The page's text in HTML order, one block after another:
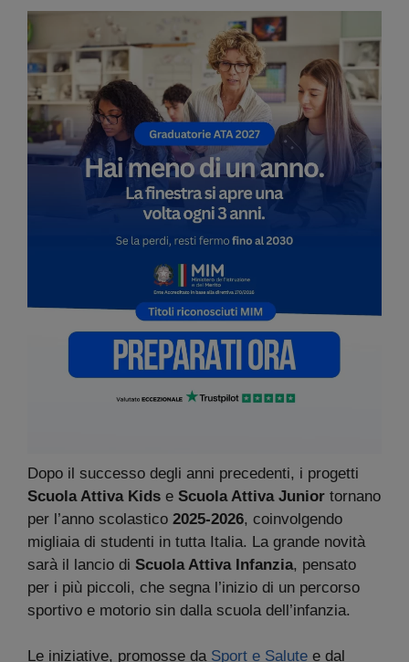
Dopo il successo degli anni precedenti, i progetti
Scuola Attiva Kids e Scuola Attiva Junior tornano
per l’anno scolastico 2025-2026, coinvolgendo
migliaia di studenti in tutta Italia. La grande novità
sarà il lancio di Scuola Attiva Infanzia, pensato
per i più piccoli, che segna l’inizio di un percorso
sportivo e motorio sin dalla scuola dell’infanzia.
Le iniziative, promosse da Sport e Salute e dal